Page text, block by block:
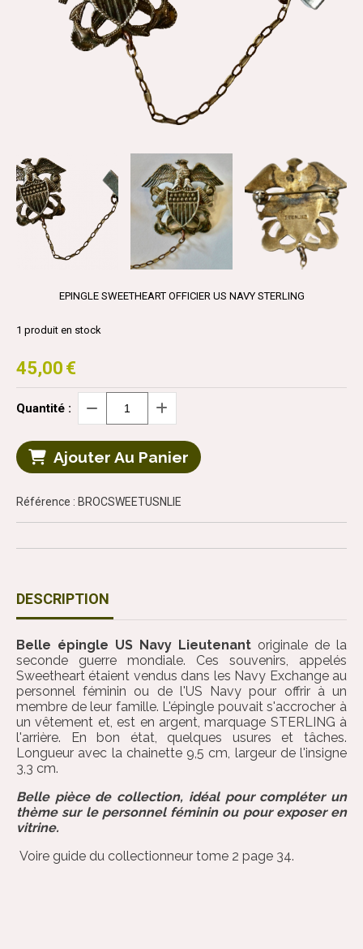
EPINGLE SWEETHEART OFFICIER US NAVY STERLING
45,00 €
1 produit en stock
Quantité :
Ajouter Au Panier
Référence : BROCSWEETUSNLIE
DESCRIPTION
Belle épingle US Navy Lieutenant originale de la
seconde guerre mondiale. Ces souvenirs, appelés
Sweetheart étaient vendus dans les Navy Exchange au
personnel féminin ou de l'US Navy pour offrir à un
membre de leur famille. L'épingle pouvait s'accrocher à
un vêtement et, est en argent, marquage STERLING à
l'arrière. En bon état, quelques usures et tâches.
Longueur avec la chainette 9,5 cm, largeur de l'insigne
3,3 cm.
Belle pièce de collection, idéal pour compléter un
thème sur le personnel féminin ou pour exposer en
vitrine.
Voire guide du collectionneur tome 2 page 34.